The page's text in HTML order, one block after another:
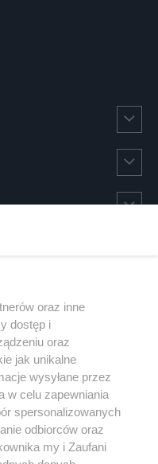
Youtube
oraz inne
dostęp i
oraz
jak unikalne
wysyłane przez
w celu zapewniania
spersonalizowanych
odbiorców oraz
my i Zaufani